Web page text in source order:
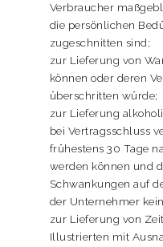
Verbraucher
die persönlichen
zugeschnitten sind;
zur Lieferung von
können oder deren
überschritten würde;
zur Lieferung
bei Vertragsschluss
frühestens 30 Tage
werden können und
Schwankungen auf
der Unternehmer
zur Lieferung von
Illustrierten mit